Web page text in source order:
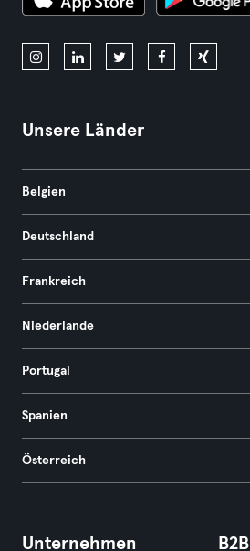
Unsere Länder
Belgien
Deutschland
Frankreich
Niederlande
Portugal
Spanien
Österreich
Unternehmen B2B